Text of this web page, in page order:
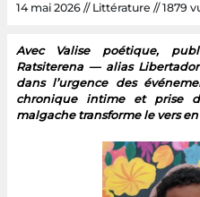
14 mai 2026 // Littérature // 1879
Avec Valise poétique,
Ratsiterena — alias
dans l’urgence des
chronique intime et prise
malgache transforme le vers